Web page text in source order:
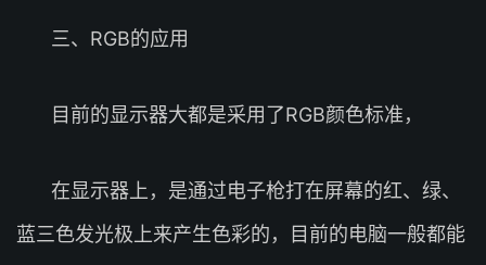
三、RGB的应用
目前的显示器大都是采用了RGB颜色标准，
在显示器上，是通过电子枪打在屏幕的红、绿、
蓝三色发光极上来产生色彩的，目前的电脑一般都能